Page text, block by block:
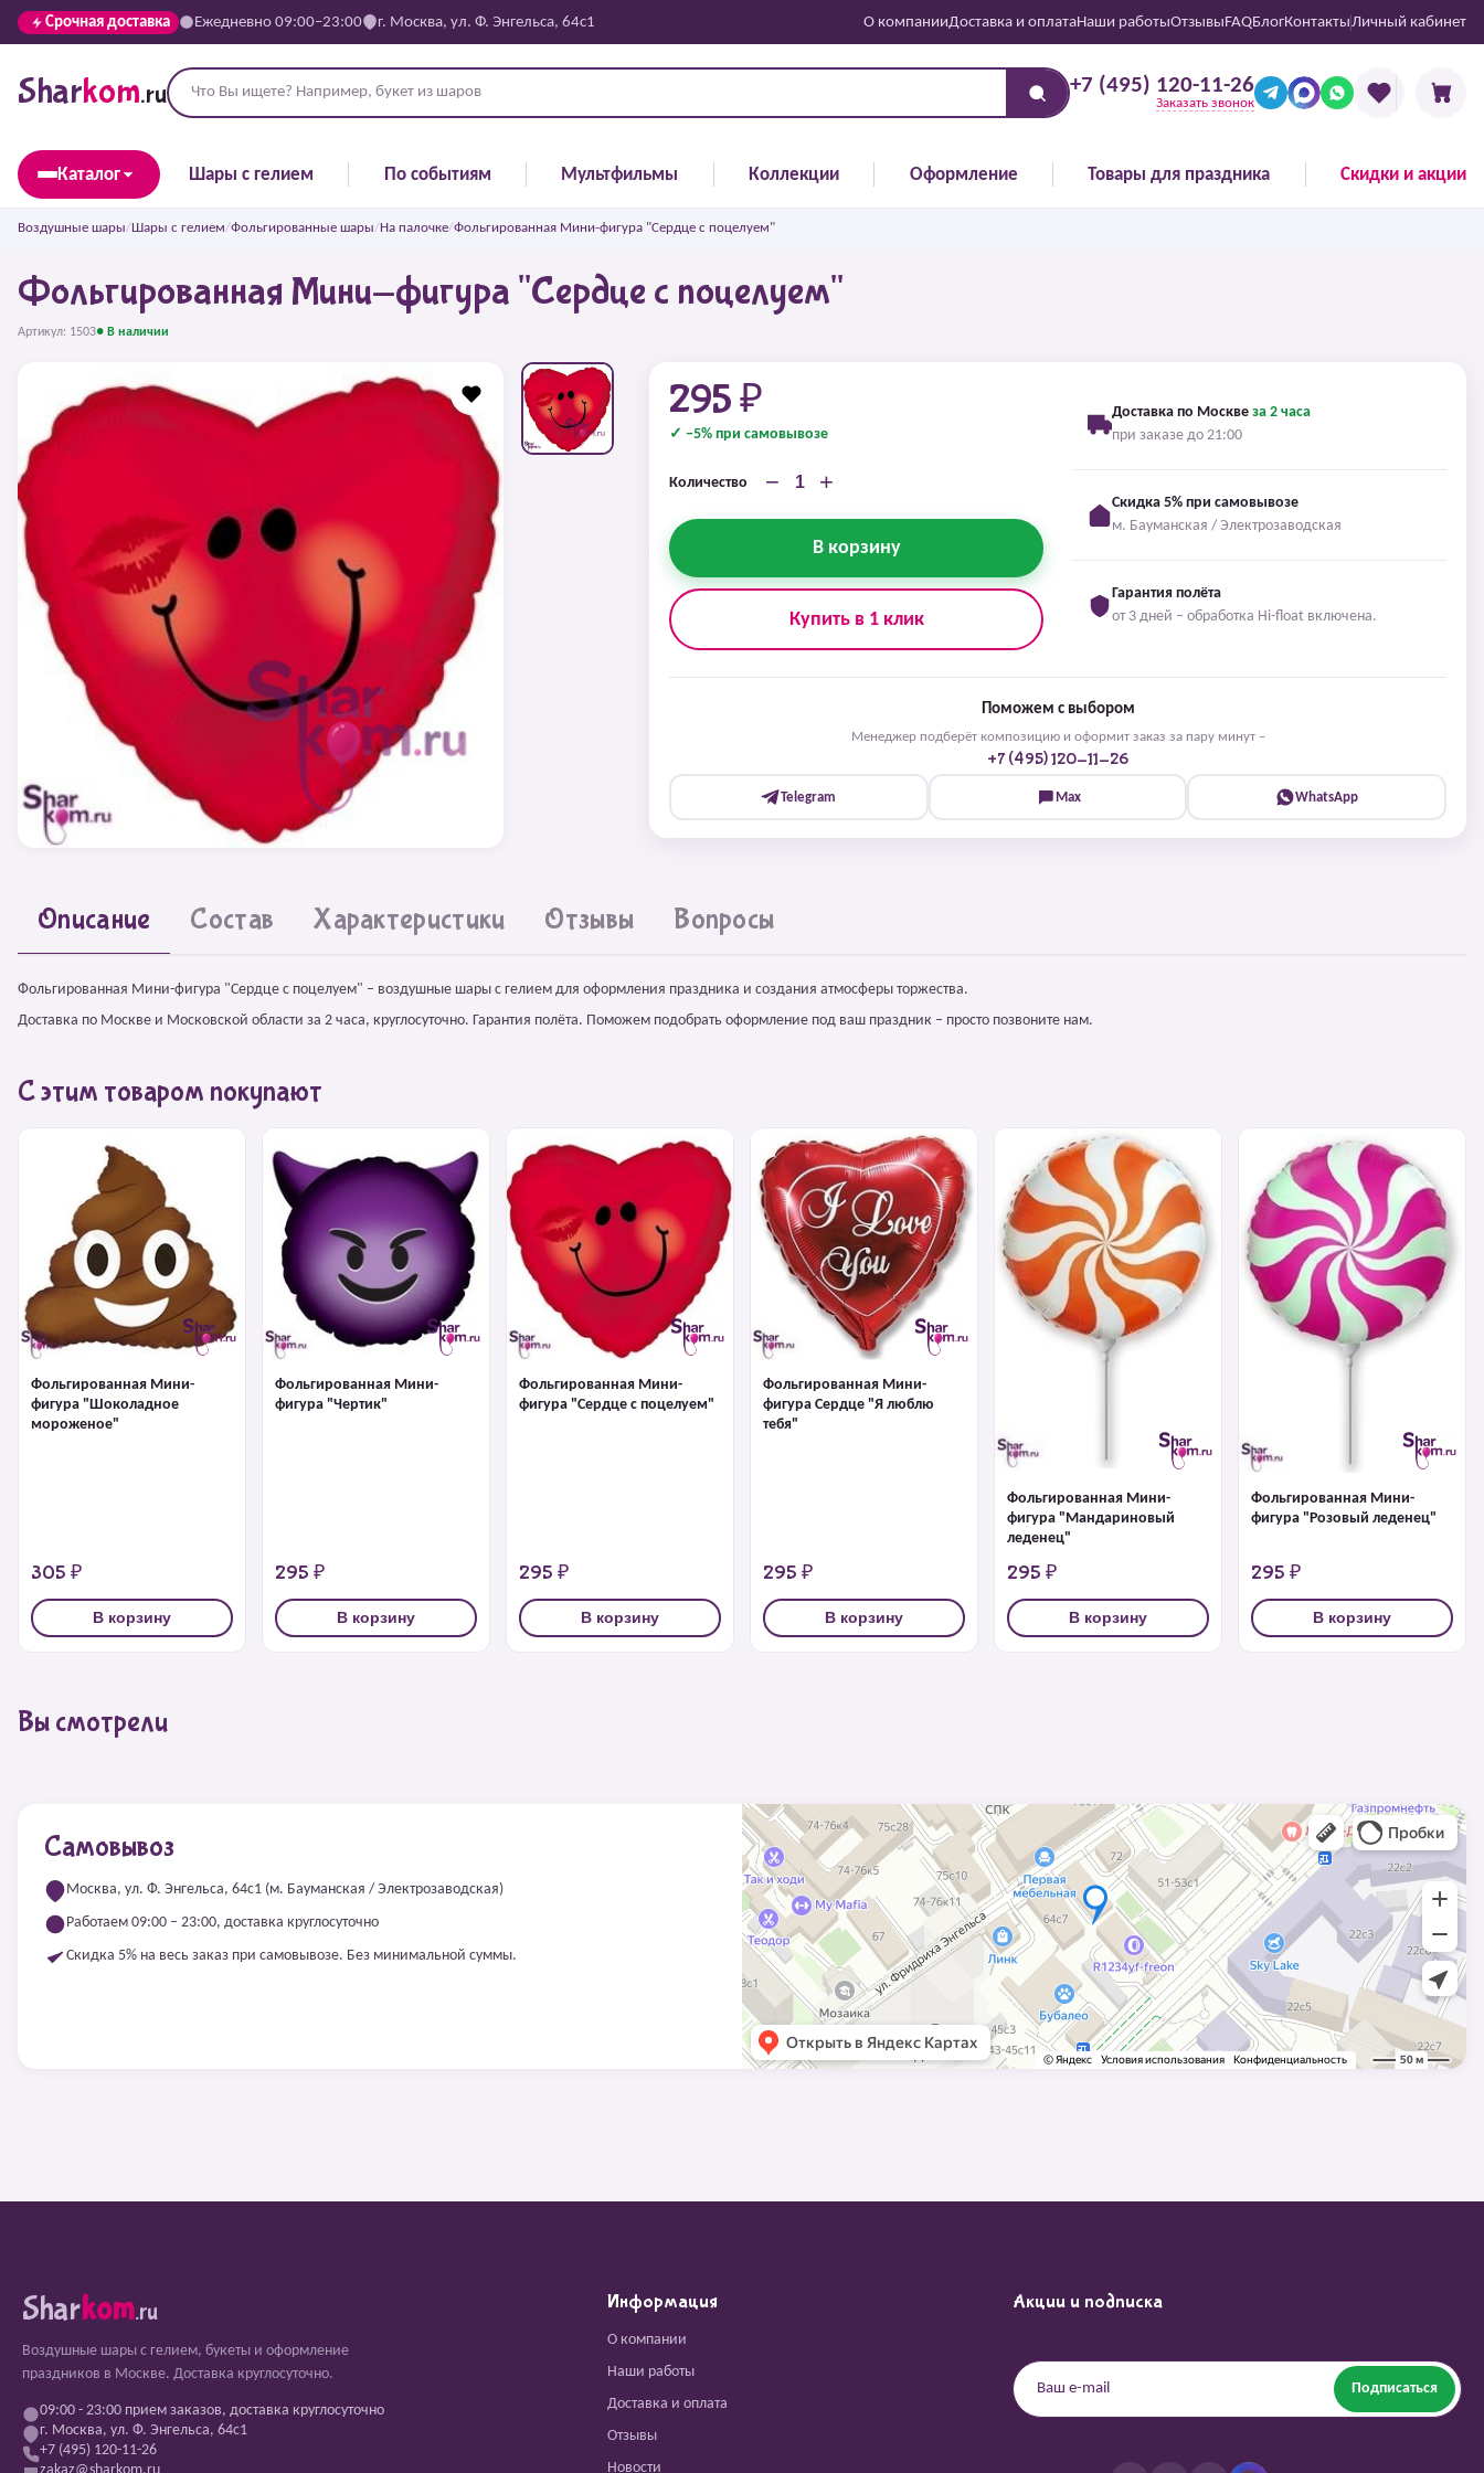
Срочная доставка Ежедневно 09:00–23:00 г. Москва, ул. Ф. Энгельса, 64с1 О компанииДоставка и оплатаНаши работыОтзывыFAQБлогКонтактыЛичный кабинет
Sharkom.ru +7 (495) 120-11-26
Заказать звонок
Каталог Шары с гелием По событиям Мультфильмы Коллекции Оформление Товары для праздника Скидки и акции
Воздушные шары/Шары с гелием/Фольгированные шары/На палочке/Фольгированная Мини-фигура "Сердце с поцелуем"
Фольгированная Мини-фигура "Сердце с поцелуем"
Артикул: 1503● В наличии
295 ₽
✓ −5% при самовывозе
Количество − +
В корзину
Купить в 1 клик
Доставка по Москве за 2 часа
при заказе до 21:00
Скидка 5% при самовывозе
м. Бауманская / Электрозаводская
Гарантия полёта
от 3 дней – обработка Hi-float включена.
Поможем с выбором
Менеджер подберёт композицию и оформит заказ за пару минут –
+7 (495) 120-11-26
Telegram Max WhatsApp
Описание Состав Характеристики Отзывы Вопросы
Фольгированная Мини-фигура "Сердце с поцелуем" – воздушные шары с гелием для оформления праздника и создания атмосферы торжества.
Доставка по Москве и Московской области за 2 часа, круглосуточно. Гарантия полёта. Поможем подобрать оформление под ваш праздник – просто позвоните нам.
С этим товаром покупают
Фольгированная Мини-
фигура "Шоколадное
мороженое"
305 ₽
В корзину
Фольгированная Мини-
фигура "Чертик"
295 ₽
В корзину
Фольгированная Мини-
фигура "Сердце с поцелуем"
295 ₽
В корзину
Фольгированная Мини-
фигура Сердце "Я люблю
тебя"
295 ₽
В корзину
Фольгированная Мини-
фигура "Мандариновый
леденец"
295 ₽
В корзину
Фольгированная Мини-
фигура "Розовый леденец"
295 ₽
В корзину
Вы смотрели
Самовывоз
Москва, ул. Ф. Энгельса, 64с1 (м. Бауманская / Электрозаводская)
Работаем 09:00 – 23:00, доставка круглосуточно
Скидка 5% на весь заказ при самовывозе. Без минимальной суммы.
Sharkom.ru
Воздушные шары с гелием, букеты и оформление
праздников в Москве. Доставка круглосуточно.
09:00 - 23:00 прием заказов, доставка круглосуточно
г. Москва, ул. Ф. Энгельса, 64с1
+7 (495) 120-11-26
Информация
О компании
Наши работы
Доставка и оплата
Отзывы
Новости
Акции и подписка
Подписаться